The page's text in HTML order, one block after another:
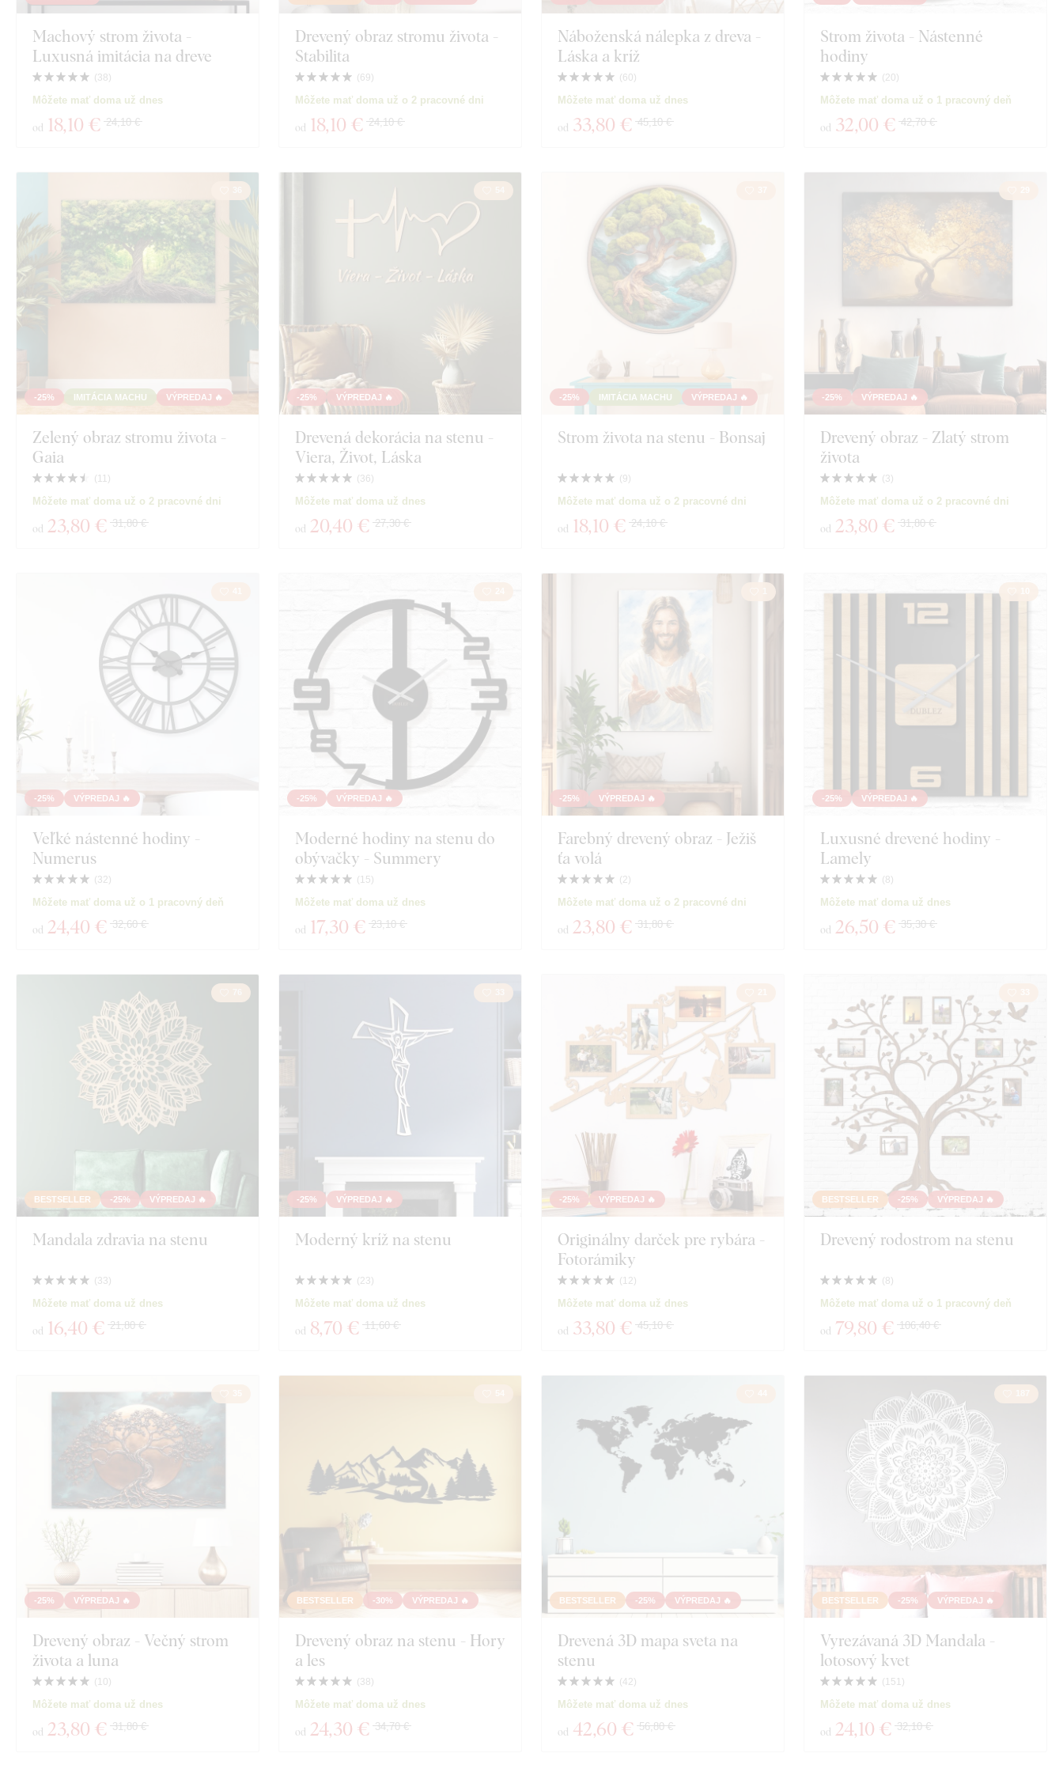
Exkluzivita
Hĺbka
Námorníctvo Motorky Hmyz Vesmír
Šport Portrét
Machový strom života -
Luxusná imitácia na dreve
(38)
Môžete mať doma už dnes
od 18,10 € 24,10 €
Drevený obraz stromu života -
Stabilita
(69)
Môžete mať doma už o 2 pracovné dni
od 18,10 € 24,10 €
Náboženská nálepka z dreva -
Láska a kríž
(60)
Môžete mať doma už dnes
od 33,80 € 45,10 €
Strom života - Nástenné
hodiny
(20)
Môžete mať doma už o 1 pracovný deň
od 32,00 € 42,70 €
-25% IMITÁCIA MACHU VÝPREDAJ 🔥
Zelený obraz stromu života -
Gaia
( 11 )
Môžete mať doma už o 2 pracovné dni
od 23,80 € 31,80 €
-25% VÝPREDAJ 🔥
Drevená dekorácia na stenu -
Viera, Život, Láska
(36)
Môžete mať doma už dnes
od 20,40 € 27,30 €
-25% IMITÁCIA MACHU VÝPREDAJ 🔥
Strom života na stenu - Bonsaj
(9)
Môžete mať doma už o 2 pracovné dni
od 18,10 € 24,10 €
-25% VÝPREDAJ 🔥
Drevený obraz - Zlatý strom
života
(3)
Môžete mať doma už o 2 pracovné dni
od 23,80 € 31,80 €
-25% VÝPREDAJ 🔥
Veľké nástenné hodiny -
Numerus
(32)
Môžete mať doma už o 1 pracovný deň
od 24,40 € 32,60 €
-25% VÝPREDAJ 🔥
Moderné hodiny na stenu do
obývačky - Summery
( 15)
Môžete mať doma už dnes
od 17,30 € 23,10 €
-25% VÝPREDAJ 🔥
Farebný drevený obraz - Ježiš
ťa volá
(2)
Môžete mať doma už o 2 pracovné dni
od 23,80 € 31,80 €
-25% VÝPREDAJ 🔥
Luxusné drevené hodiny -
Lamely
(8)
Môžete mať doma už dnes
od 26,50 € 35,30 €
BESTSELLER -25% VÝPREDAJ 🔥
Mandala zdravia na stenu
(33)
Môžete mať doma už dnes
od 16,40 € 21,80 €
-25% VÝPREDAJ 🔥
Moderný kríž na stenu
(23)
Môžete mať doma už dnes
od 8,70 € 11,60 €
-25% VÝPREDAJ 🔥
Originálny darček pre rybára -
Fotorámiky
( 12)
Môžete mať doma už dnes
od 33,80 € 45,10 €
BESTSELLER -25% VÝPREDAJ 🔥
Drevený rodostrom na stenu
(8)
Môžete mať doma už o 1 pracovný deň
od 79,80 € 106,40 €
-25% VÝPREDAJ 🔥
Drevený obraz - Večný strom
života a luna
( 10)
Môžete mať doma už dnes
od 23,80 € 31,80 €
BESTSELLER -30% VÝPREDAJ 🔥
Drevený obraz na stenu - Hory
a les
(38)
Môžete mať doma už dnes
od 24,30 € 34,70 €
BESTSELLER -25% VÝPREDAJ 🔥
Drevená 3D mapa sveta na
stenu
(42)
Môžete mať doma už dnes
od 42,60 € 56,80 €
BESTSELLER -25% VÝPREDAJ 🔥
Vyrezávaná 3D Mandala -
lotosový kvet
( 151 )
Môžete mať doma už dnes
od 24,10 € 32,10 €